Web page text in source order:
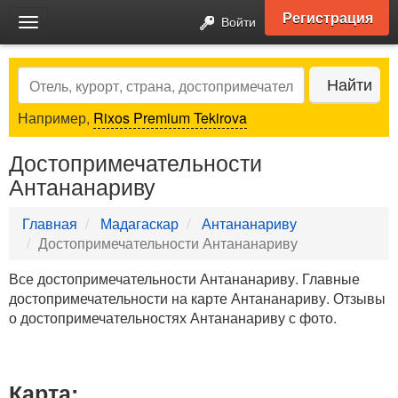
Toggle
navigation
Войти Регистрация
Search Найти
Например, Rixos Premium Tekirova
Достопримечательности
Антананариву
Главная Мадагаскар
Антананариву
Достопримечательности Антананариву
Все достопримечательности Антананариву. Главные
достопримечательности на карте Антананариву. Отзывы
о достопримечательностях Антананариву с фото.